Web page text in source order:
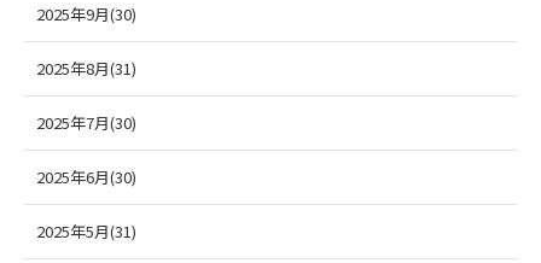
2025年9月(30)
2025年8月(31)
2025年7月(30)
2025年6月(30)
2025年5月(31)